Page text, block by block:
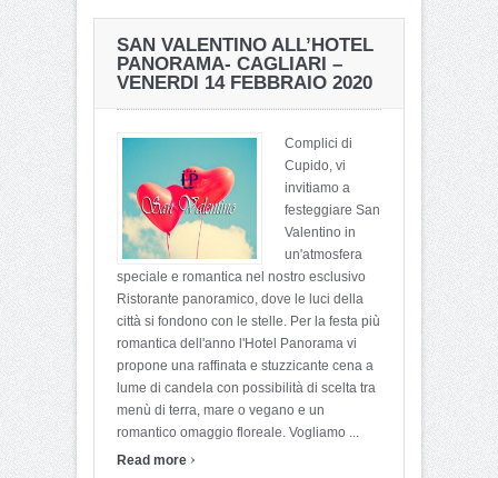
SAN VALENTINO ALL’HOTEL
PANORAMA- CAGLIARI –
VENERDI 14 FEBBRAIO 2020
Complici di
Cupido, vi
invitiamo a
festeggiare San
Valentino in
un'atmosfera
speciale e romantica nel nostro esclusivo
Ristorante panoramico, dove le luci della
città si fondono con le stelle. Per la festa più
romantica dell'anno l'Hotel Panorama vi
propone una raffinata e stuzzicante cena a
lume di candela con possibilità di scelta tra
menù di terra, mare o vegano e un
romantico omaggio floreale. Vogliamo ...
Read more ›